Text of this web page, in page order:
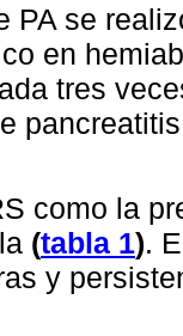
PA se
en
tres
como la
(tabla 1).
y